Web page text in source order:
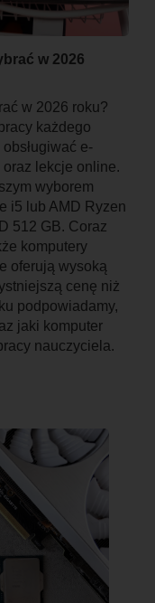
w 2026
w 2026 roku?
każdego
e-
lekcje online.
wyborem
i5 lub AMD Ryzen
512 GB. Coraz
komputery
oferują wysoką
cenę niż
podpowiadamy,
jaki komputer
nauczyciela.